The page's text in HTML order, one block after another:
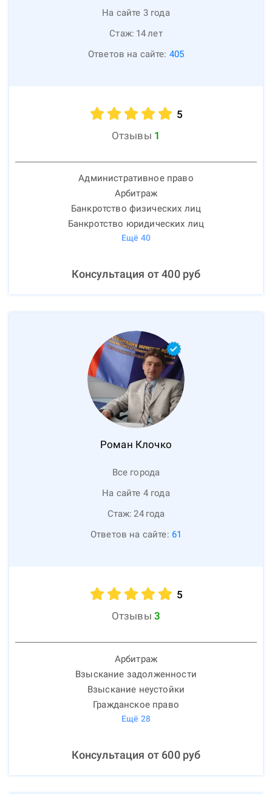
На сайте 3 года
Стаж: 14лет
Ответов на сайте: 405
5
Отзывы 1
Административное право
Арбитраж
Банкротство физических лиц
Банкротство юридических лиц
Ещё 40
Консультация от400руб
Роман Клочко
Все города
На сайте 4 года
Стаж: 24 года
Ответов на сайте: 61
5
Отзывы 3
Арбитраж
Взыскание задолженности
Взыскание неустойки
Гражданское право
Ещё 28
Консультация от 600руб